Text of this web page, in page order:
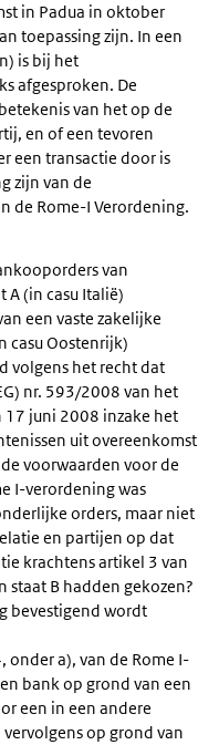
in Padua in oktober
toepassing zijn. In een
is bij het
afgesproken. De
van het op de
en of een tevoren
een transactie door is
zijn van de
de Rome-I Verordening.
van
(in casu Italië)
een vaste zakelijke
casu Oostenrijk)
volgens het recht dat
nr. 593/2008 van het
17 juni 2008 inzake het
uit overeenkomst
voorwaarden voor de
I-verordening was
orders, maar niet
en partijen op dat
krachtens artikel 3 van
staat B hadden gekozen?
bevestigend wordt
onder a), van de Rome I-
bank op grond van een
een in een andere
op grond van